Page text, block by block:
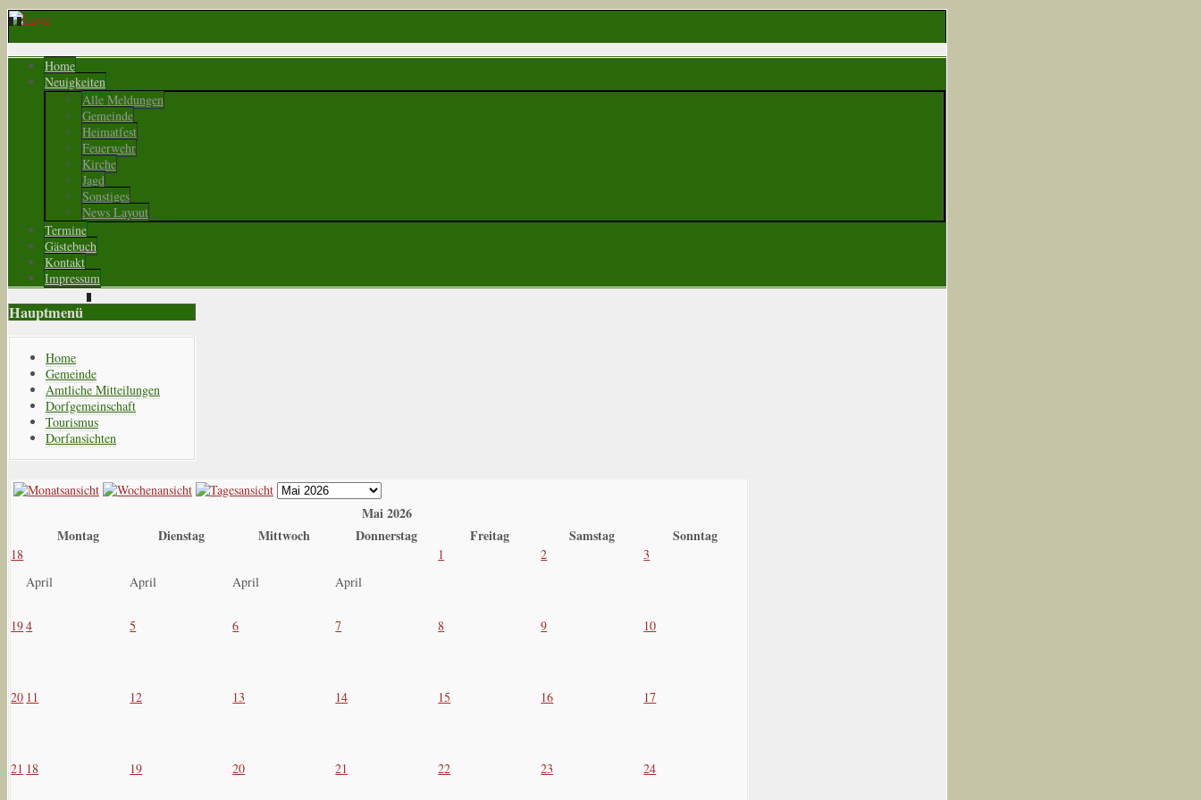
Home
Neuigkeiten
Alle Meldungen
Gemeinde
Heimatfest
Feuerwehr
Kirche
Jagd
Sonstiges
News Layout
Termine
Gästebuch
Kontakt
Impressum
Hauptmenü
Home
Gemeinde
Amtliche Mitteilungen
Dorfgemeinschaft
Tourismus
Dorfansichten
Mai 2026
Montag
Dienstag Mittwoch Donnerstag Freitag Samstag Sonntag
18
April
April April April
1 2 3
194 5 6 7 8 9 10
20 11 12 13 14 15 16 17
21 18 19 20 21 22 23 24